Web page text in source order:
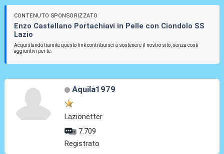
CONTENUTO SPONSORIZZATO
Enzo Castellano Portachiavi in Pelle con Ciondolo SS
Lazio
Acquistando tramite questo link contribuisci a sostenere il nostro sito, senza costi
aggiuntivi per te.
Aquila1979
Lazionetter
7.709
Registrato